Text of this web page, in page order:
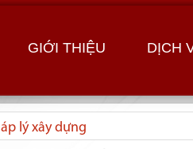
GIỚI THIỆU DỊCH
lý xây dựng